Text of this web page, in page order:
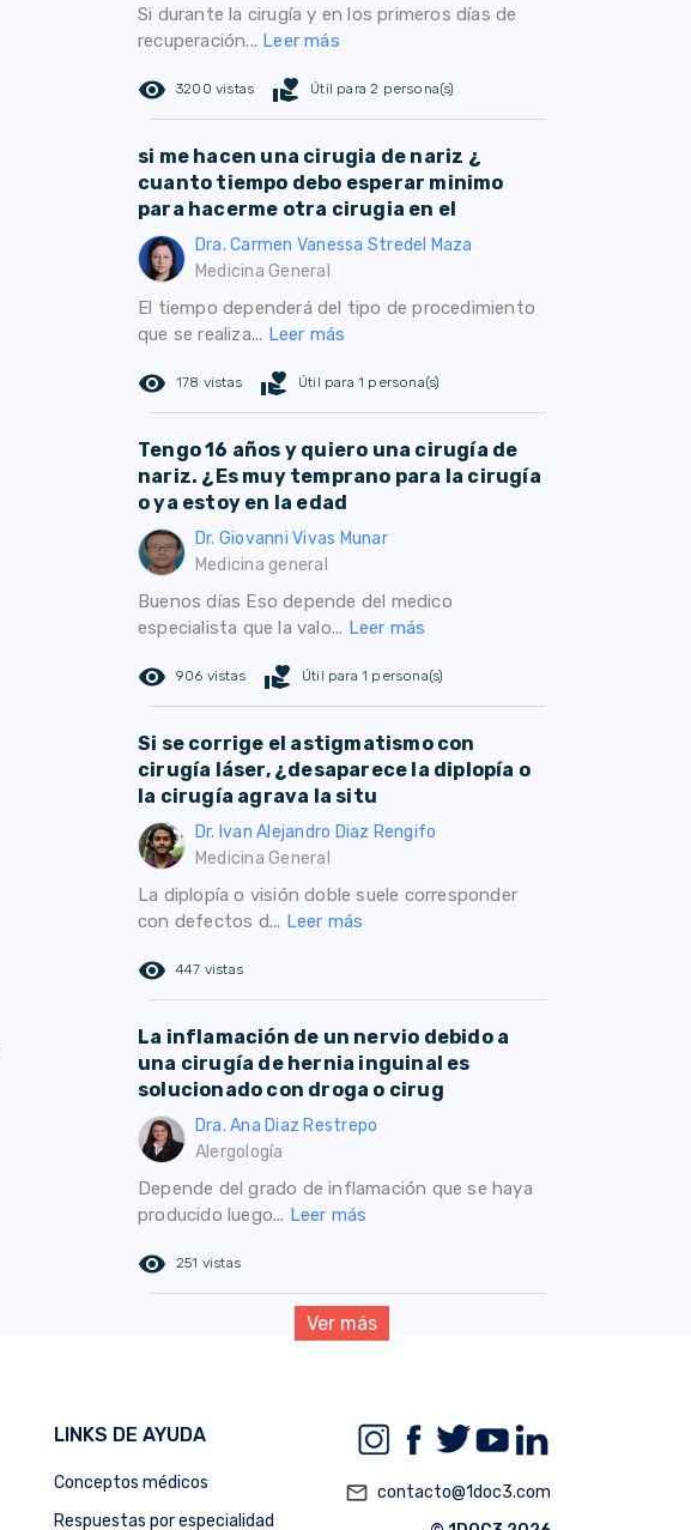
Si durante la cirugía y en los primeros días de
recuperación... Leer más
remove_red_eye 3200 vistas volunteer_activism Útil para 2 persona(s)
si me hacen una cirugia de nariz ¿
cuanto tiempo debo esperar minimo
para hacerme otra cirugia en el
Dra. Carmen Vanessa Stredel Maza
Medicina General
El tiempo dependerá del tipo de procedimiento
que se realiza... Leer más
remove_red_eye 178 vistas volunteer_activism Útil para 1 persona(s)
Tengo 16 años y quiero una cirugía de
nariz. ¿Es muy temprano para la cirugía
o ya estoy en la edad
Dr. Giovanni Vivas Munar
Medicina general
Buenos días Eso depende del medico
especialista que la valo... Leer más
remove_red_eye 906 vistas volunteer_activism Útil para 1 persona(s)
Si se corrige el astigmatismo con
cirugía láser, ¿desaparece la diplopía o
la cirugía agrava la situ
Dr. Ivan Alejandro Diaz Rengifo
Medicina General
La diplopía o visión doble suele corresponder
con defectos d... Leer más
remove_red_eye 447 vistas
La inflamación de un nervio debido a
una cirugía de hernia inguinal es
solucionado con droga o cirug
Dra. Ana Diaz Restrepo
Alergología
Depende del grado de inflamación que se haya
producido luego... Leer más
remove_red_eye 251 vistas
Ver más
LINKS DE AYUDA
Conceptos médicos
Respuestas por especialidad
mail_outline contacto@1doc3.com